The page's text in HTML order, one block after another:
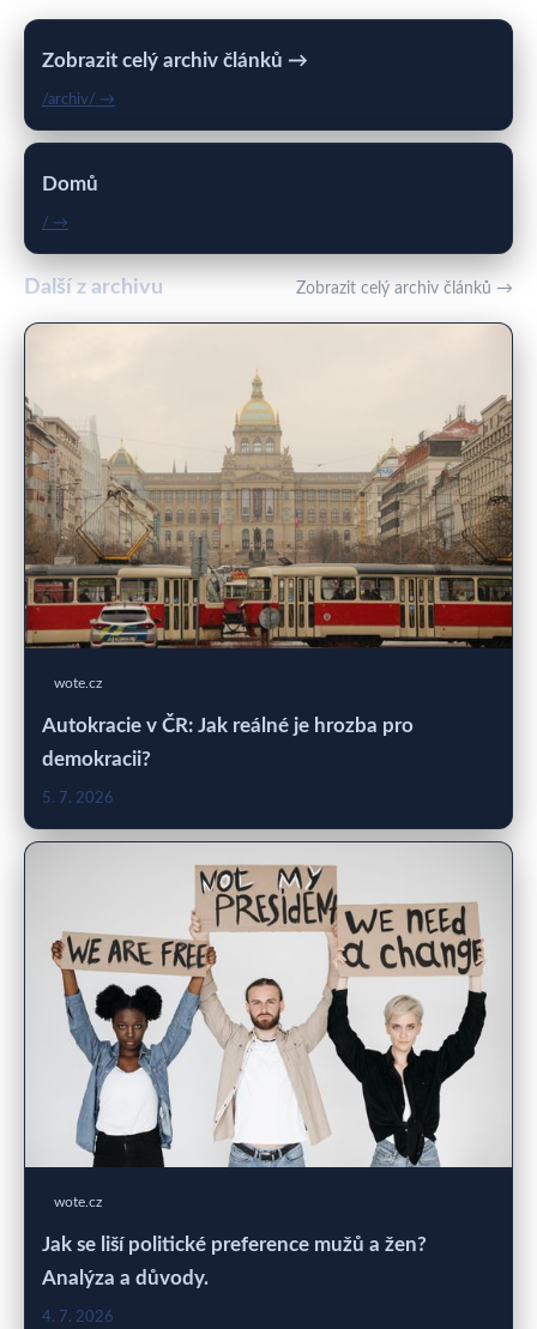
Zobrazit celý archiv článků →
/archiv/ →
Domů
/ →
Další z archivu Zobrazit celý archiv článků →
wote.cz
Autokracie v ČR: Jak reálné je hrozba pro
demokracii?
5. 7. 2026
wote.cz
Jak se liší politické preference mužů a žen?
Analýza a důvody.
4. 7. 2026